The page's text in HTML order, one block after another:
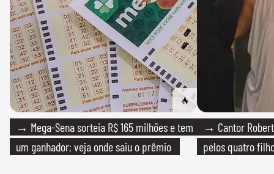
→ Mega-Sena sorteia R$ 165 milhões e tem
um ganhador; veja onde saiu o prêmio
→ Cantor
pelos quatro